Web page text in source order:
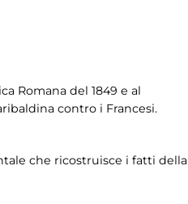
Romana del 1849 e al
contro i Francesi.
che ricostruisce i fatti della